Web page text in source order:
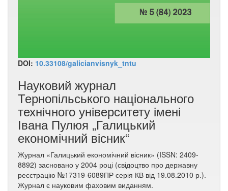
DOI: 10.33108/galicianvisnyk_tntu
Науковий журнал
Тернопільського національного
технічного університету імені
Івана Пулюя „Галицький
економічний вісник“
Журнал «Галицький економічний вісник» (ISSN: 2409-
8892) засновано у 2004 році (свідоцтво про державну
реєстрацію №17319-6089ПР серія КВ від 19.08.2010 р.).
Журнал є науковим фаховим виданням.